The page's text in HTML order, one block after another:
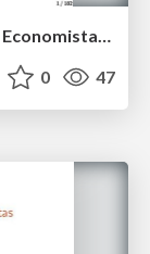
Sesion 1 : Introducción a python para Economistas (EPC - 2020)
0 47